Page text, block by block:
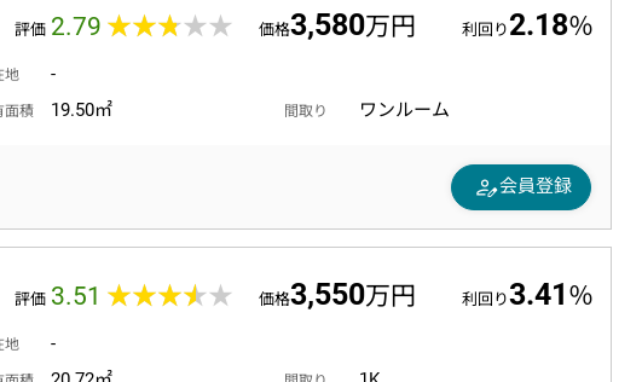
評価 2.79 ★★★★★
★★★★★ 価格3,580万円 利回り 2.18％
地 -
面積 19.50㎡ 間取り ワンルーム
person_edit会員登録
評価 3.51 ★★★★★
★★★★★ 価格3,550万円 利回り3.41 ％
地 -